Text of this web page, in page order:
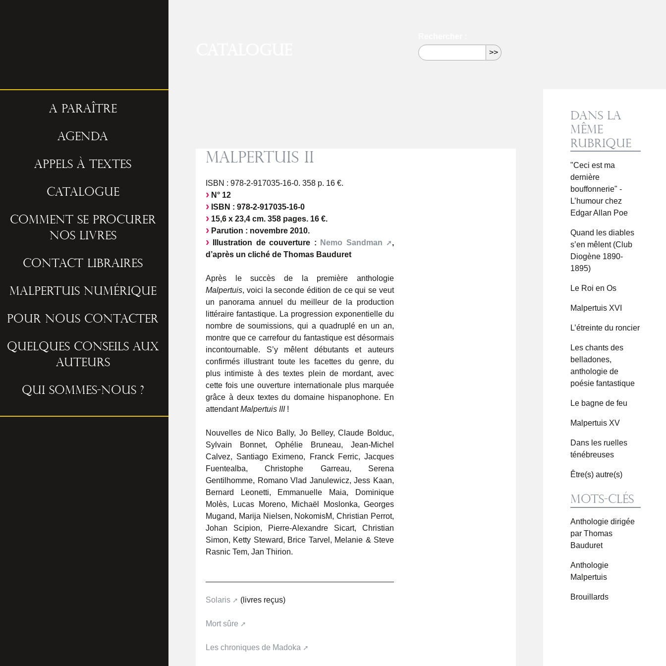
A paraître
Agenda
Appels à textes
Catalogue
Comment se procurer
nos livres
Contact libraires
Malpertuis numérique
Pour nous contacter
Quelques conseils aux
auteurs
Qui sommes-nous ?
Malpertuis II
ISBN : 978-2-917035-16-0. 358 p. 16 €.
N° 12
ISBN : 978-2-917035-16-0
15,6 x 23,4 cm. 358 pages. 16 €.
Parution : novembre 2010.
Illustration de couverture :
Nemo Sandman
,
d’après un cliché de Thomas Bauduret
Après le succès de la première anthologie
Malpertuis, voici la seconde édition de ce qui se veut
un panorama annuel du meilleur de la production
littéraire fantastique. La progression exponentielle du
nombre de soumissions, qui a quadruplé en un an,
montre que ce carrefour du fantastique est désormais
incontournable. S’y mêlent débutants et auteurs
confirmés illustrant toute les facettes du genre, du
plus intimiste à des textes plein de mordant, avec
cette fois une ouverture internationale plus marquée
grâce à deux textes du domaine hispanophone. En
attendantMalpertuis III!
Nouvelles de Nico Bally, Jo Belley, Claude Bolduc,
Sylvain Bonnet, Ophélie Bruneau, Jean-Michel
Calvez, Santiago Eximeno, Franck Ferric, Jacques
Fuentealba, Christophe Garreau, Serena
Gentilhomme, Romano Vlad Janulewicz, Jess Kaan,
Bernard Leonetti, Emmanuelle Maia, Dominique
Molès, Lucas Moreno, Michaël Moslonka, Georges
Mugand, Marija Nielsen, NokomisM, Christian Perrot,
Johan Scipion, Pierre-Alexandre Sicart, Christian
Simon, Ketty Steward, Brice Tarvel, Melanie & Steve
Rasnic Tem, Jan Thirion.
Solaris (livres reçus)
Mort sûre
Les chroniques de Madoka
Dans la
même
rubrique
"Ceci est ma
dernière
bouffonnerie" -
L’humour chez
Edgar Allan Poe
Quand les diables
s’en mêlent (Club
Diogène 1890-
1895)
Le Roi en Os
Malpertuis XVI
L’étreinte du roncier
Les chants des
belladones,
anthologie de
poésie fantastique
Le bagne de feu
Malpertuis XV
Dans les ruelles
ténébreuses
Être(s) autre(s)
Mots-clés
Anthologie dirigée
par Thomas
Bauduret
Anthologie
Malpertuis
Brouillards